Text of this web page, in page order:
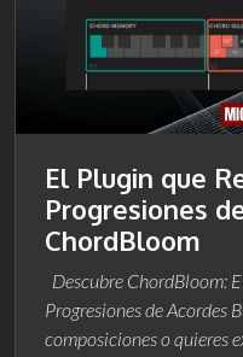
El Plugin que
Progresiones
ChordBloom
Descubre ChordBloom:
Progresiones de Acordes
composiciones o quieres